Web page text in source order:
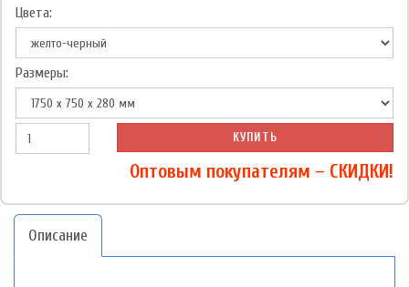
Цвета:
Размеры:
КУПИТЬ
Оптовым покупателям – СКИДКИ!
Описание